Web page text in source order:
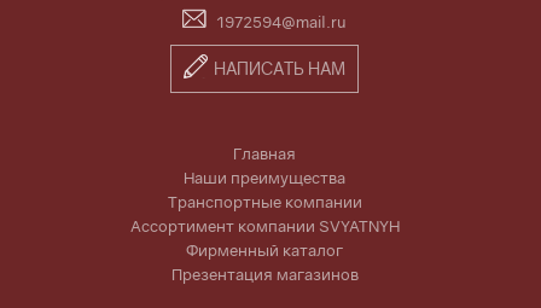
1972594@mail.ru
НАПИСАТЬ НАМ
Главная
Наши преимущества
Транспортные компании
Ассортимент компании SVYATNYH
Фирменный каталог
Презентация магазинов